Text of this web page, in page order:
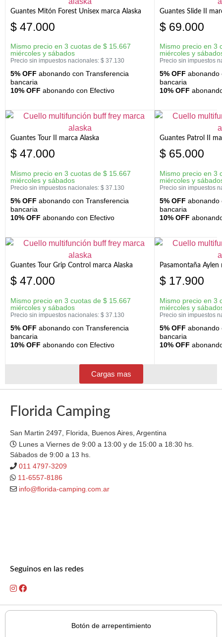
Guantes Mitón Forest Unisex marca Alaska
$ 47.000
Mismo precio en 3 cuotas de $ 15.667
miércoles y sábados
Precio sin impuestos nacionales: $ 37.130
5% OFF abonando con Transferencia
bancaria
10% OFF abonando con Efectivo
Guantes Slide II
$ 69.000
Mismo precio en 3
miércoles y
Precio sin impuestos
5% OFF abonando
bancaria
10% OFF
Guantes Tour II marca Alaska
$ 47.000
Mismo precio en 3 cuotas de $ 15.667
miércoles y sábados
Precio sin impuestos nacionales: $ 37.130
5% OFF abonando con Transferencia
bancaria
10% OFF abonando con Efectivo
Guantes Patrol II
$ 65.000
Mismo precio en 3
miércoles y
Precio sin impuestos
5% OFF abonando
bancaria
10% OFF
Guantes Tour Grip Control marca Alaska
$ 47.000
Mismo precio en 3 cuotas de $ 15.667
miércoles y sábados
Precio sin impuestos nacionales: $ 37.130
5% OFF abonando con Transferencia
bancaria
10% OFF abonando con Efectivo
Pasamontaña Aylen
$ 17.900
Mismo precio en 3
miércoles y
Precio sin impuestos
5% OFF abonando
bancaria
10% OFF
Cargas mas
Florida Camping
San Martin 2497, Florida, Buenos Aires, Argentina
Lunes a Viernes de 9:00 a 13:00 y de 15:00 a 18:30 hs.
Sábados de 9:00 a 13 hs.
011 4797-3209
11-6557-8186
info@florida-camping.com.ar
Seguinos en las redes
Botón de arrepentimiento